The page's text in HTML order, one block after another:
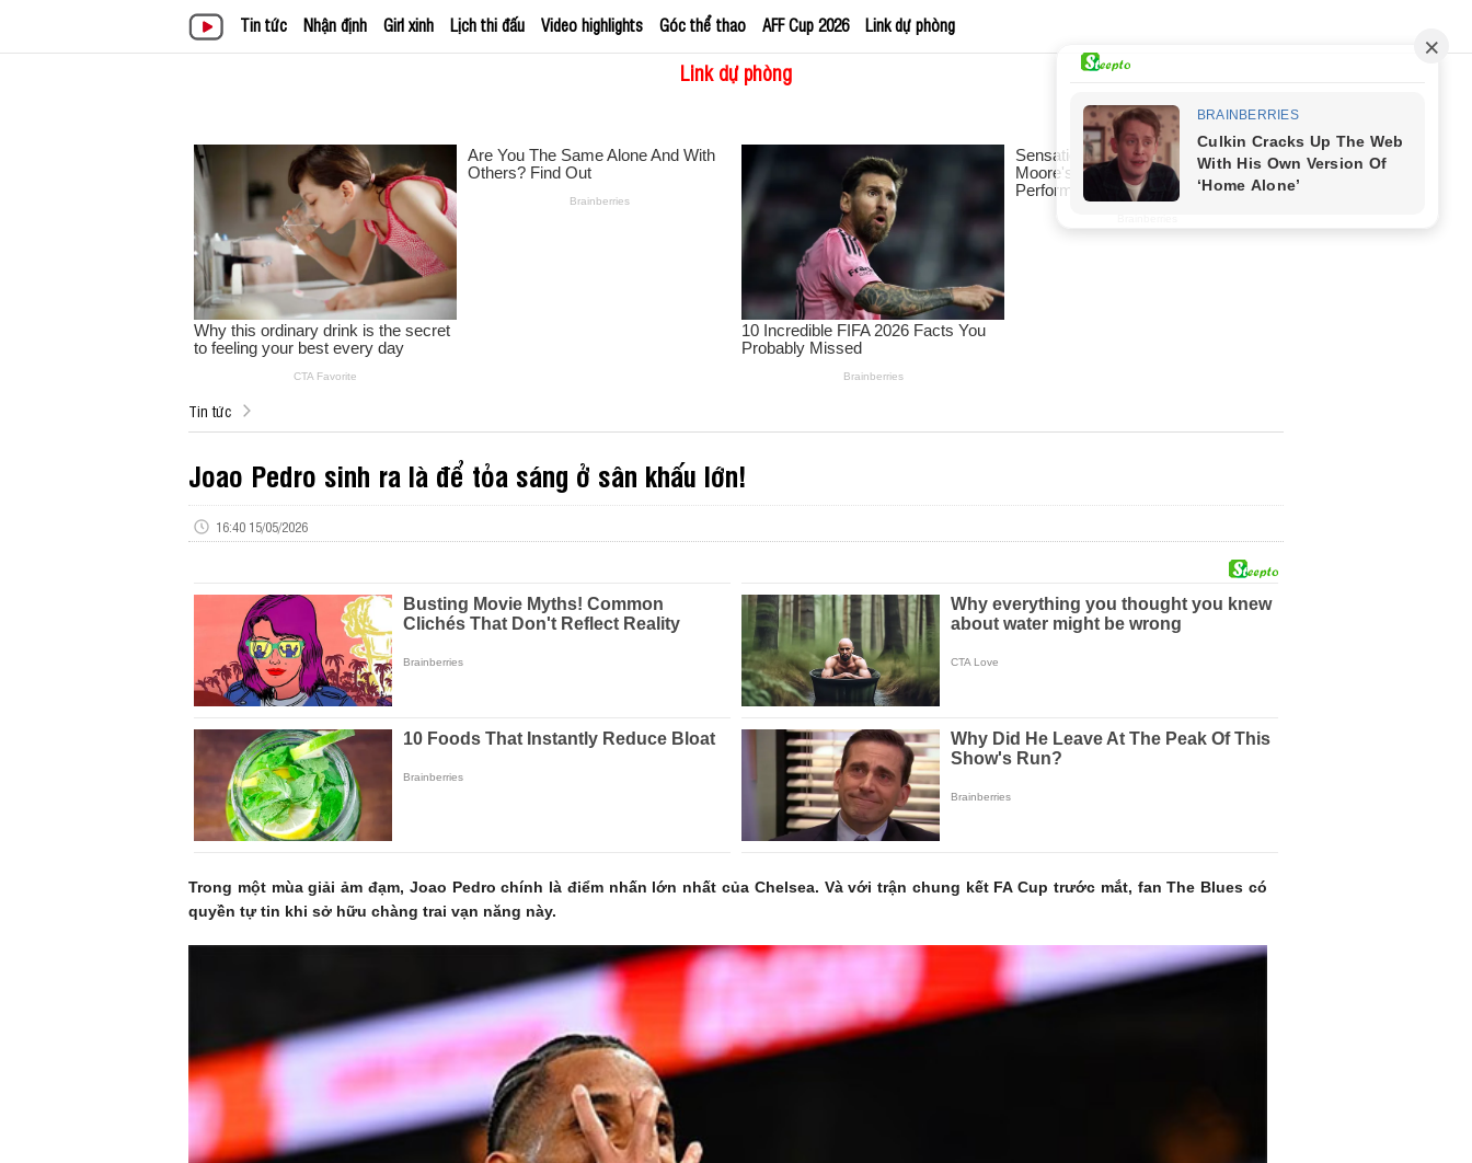
Tin tức Nhận định Girl xinh Lịch thi đấu Video highlights Góc thể thao AFF Cup 2026 Link dự phòng
Link dự phòng
Tin tức
Joao Pedro sinh ra là để tỏa sáng ở sân khấu lớn!
16:40 15/05/2026
Trong một mùa giải ảm đạm, Joao Pedro chính là điểm nhấn lớn nhất của Chelsea. Và với trận chung kết FA Cup trước mắt, fan The Blues có
quyền tự tin khi sở hữu chàng trai vạn năng này.